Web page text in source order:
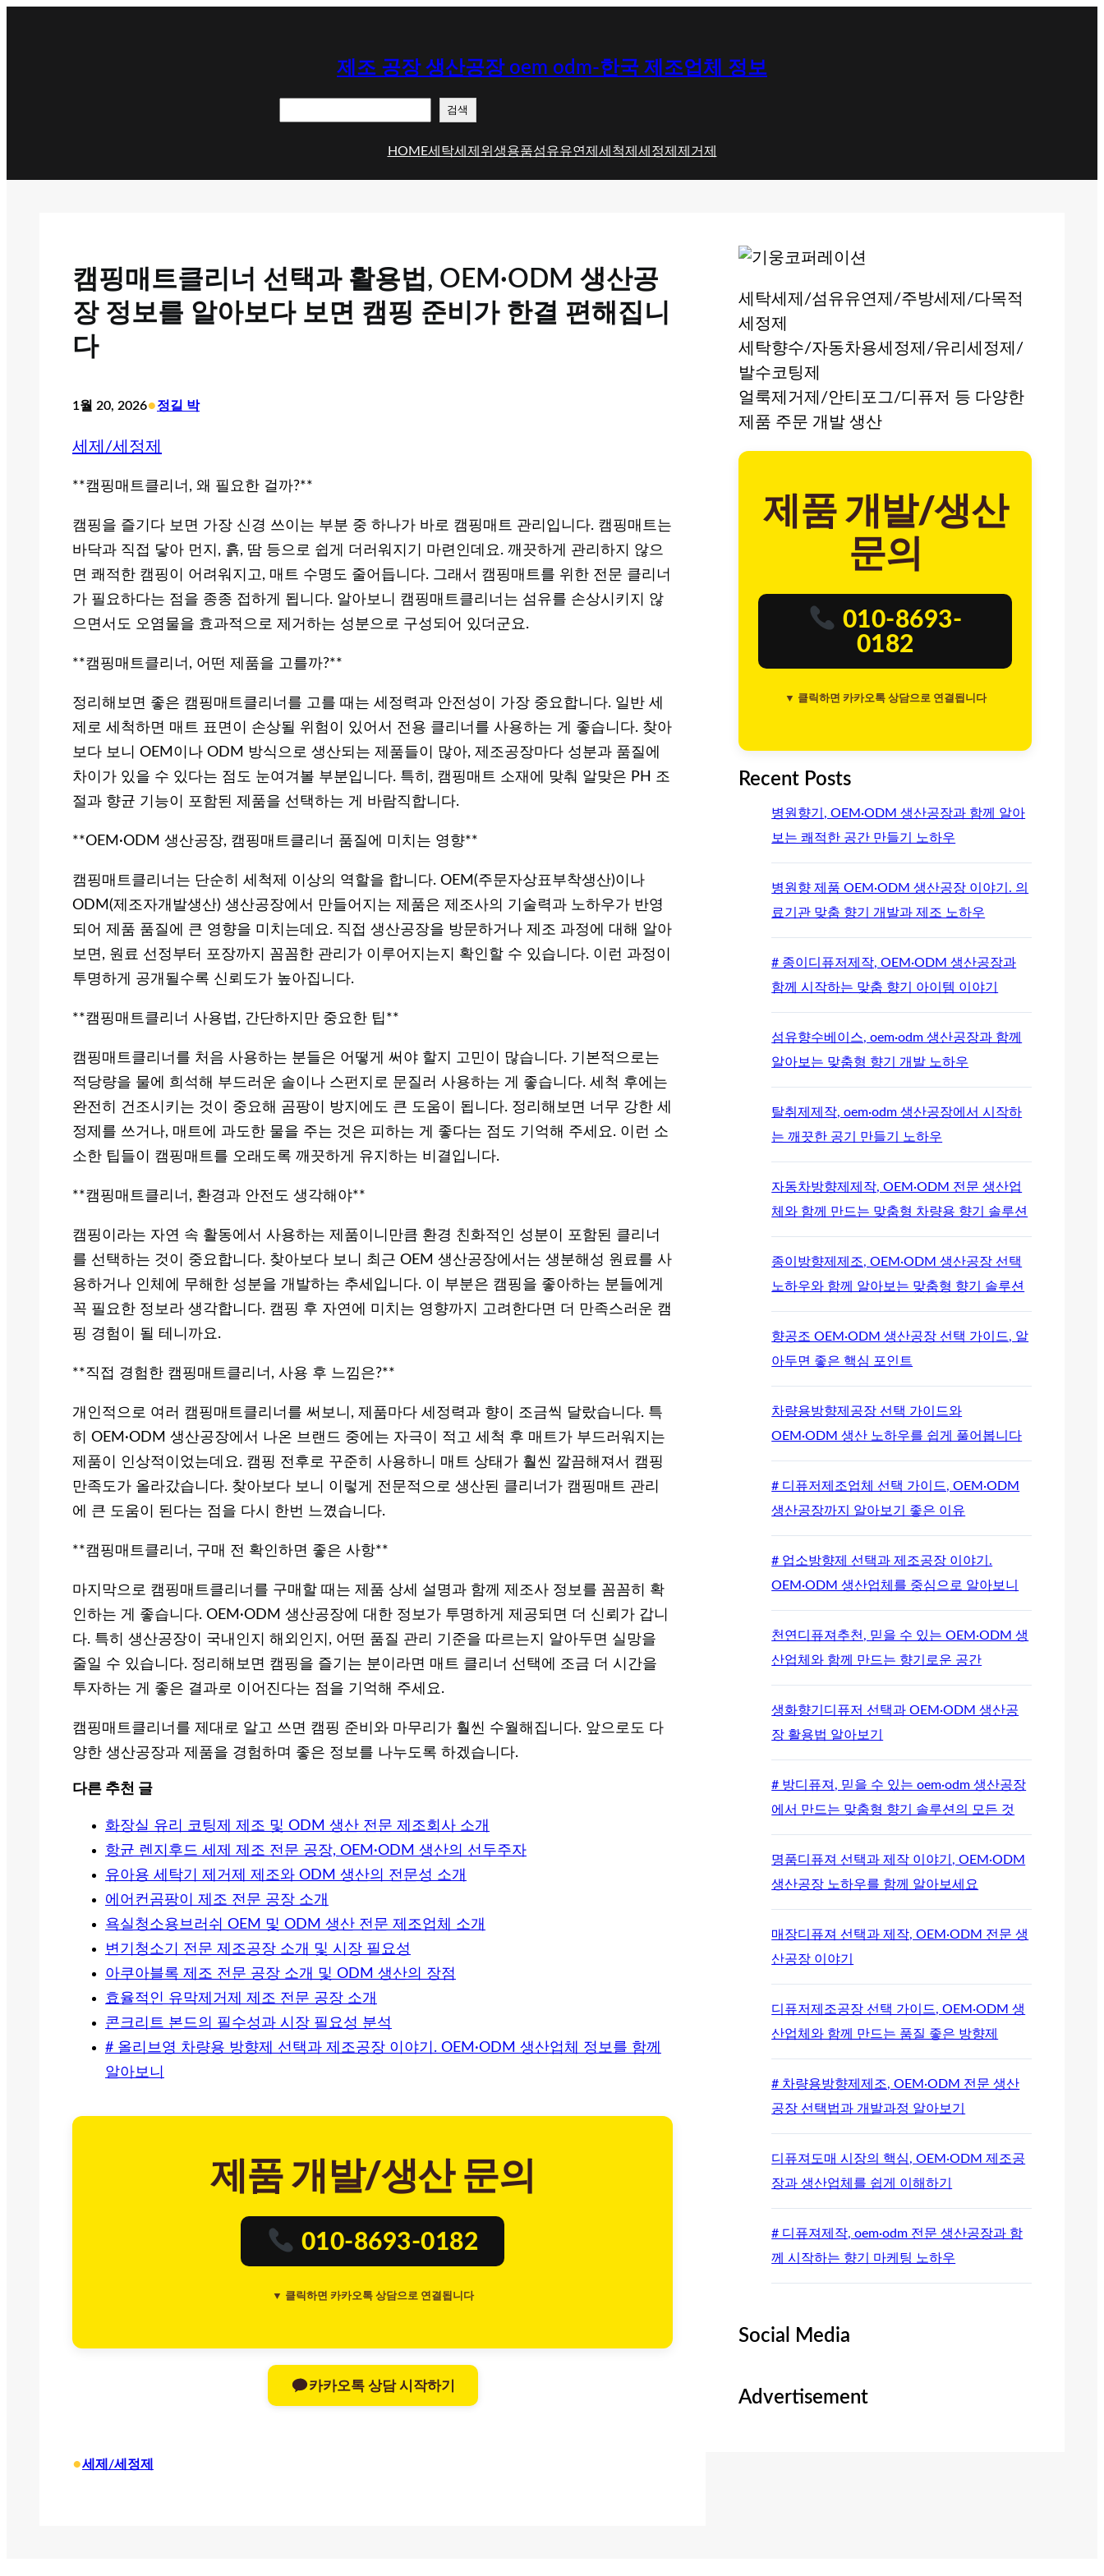
제조 공장 생산공장 oem odm-한국 제조업체 정보
검색
HOME세탁세제 위생용품섬유유연제 세척제 세정제 제거제
캠핑매트클리너 선택과 활용법, OEM·ODM 생산공
장 정보를 알아보다 보면 캠핑 준비가 한결 편해집니
다
1월 20, 2026•정길 박
세제/세정제
**캠핑매트클리너, 왜 필요한 걸까?**
캠핑을 즐기다 보면 가장 신경 쓰이는 부분 중 하나가 바로 캠핑매트 관리입니다. 캠핑매트는
바닥과 직접 닿아 먼지, 흙, 땀 등으로 쉽게 더러워지기 마련인데요. 깨끗하게 관리하지 않으
면 쾌적한 캠핑이 어려워지고, 매트 수명도 줄어듭니다. 그래서 캠핑매트를 위한 전문 클리너
가 필요하다는 점을 종종 접하게 됩니다. 알아보니 캠핑매트클리너는 섬유를 손상시키지 않
으면서도 오염물을 효과적으로 제거하는 성분으로 구성되어 있더군요.
**캠핑매트클리너, 어떤 제품을 고를까?**
정리해보면 좋은 캠핑매트클리너를 고를 때는 세정력과 안전성이 가장 중요합니다. 일반 세
제로 세척하면 매트 표면이 손상될 위험이 있어서 전용 클리너를 사용하는 게 좋습니다. 찾아
보다 보니 OEM이나 ODM 방식으로 생산되는 제품들이 많아, 제조공장마다 성분과 품질에
차이가 있을 수 있다는 점도 눈여겨볼 부분입니다. 특히, 캠핑매트 소재에 맞춰 알맞은 PH 조
절과 향균 기능이 포함된 제품을 선택하는 게 바람직합니다.
**OEM·ODM 생산공장, 캠핑매트클리너 품질에 미치는 영향**
캠핑매트클리너는 단순히 세척제 이상의 역할을 합니다. OEM(주문자상표부착생산)이나
ODM(제조자개발생산) 생산공장에서 만들어지는 제품은 제조사의 기술력과 노하우가 반영
되어 제품 품질에 큰 영향을 미치는데요. 직접 생산공장을 방문하거나 제조 과정에 대해 알아
보면, 원료 선정부터 포장까지 꼼꼼한 관리가 이루어지는지 확인할 수 있습니다. 이런 과정이
투명하게 공개될수록 신뢰도가 높아집니다.
**캠핑매트클리너 사용법, 간단하지만 중요한 팁**
캠핑매트클리너를 처음 사용하는 분들은 어떻게 써야 할지 고민이 많습니다. 기본적으로는
적당량을 물에 희석해 부드러운 솔이나 스펀지로 문질러 사용하는 게 좋습니다. 세척 후에는
완전히 건조시키는 것이 중요해 곰팡이 방지에도 큰 도움이 됩니다. 정리해보면 너무 강한 세
정제를 쓰거나, 매트에 과도한 물을 주는 것은 피하는 게 좋다는 점도 기억해 주세요. 이런 소
소한 팁들이 캠핑매트를 오래도록 깨끗하게 유지하는 비결입니다.
**캠핑매트클리너, 환경과 안전도 생각해야**
캠핑이라는 자연 속 활동에서 사용하는 제품이니만큼 환경 친화적인 성분이 포함된 클리너
를 선택하는 것이 중요합니다. 찾아보다 보니 최근 OEM 생산공장에서는 생분해성 원료를 사
용하거나 인체에 무해한 성분을 개발하는 추세입니다. 이 부분은 캠핑을 좋아하는 분들에게
꼭 필요한 정보라 생각합니다. 캠핑 후 자연에 미치는 영향까지 고려한다면 더 만족스러운 캠
핑 경험이 될 테니까요.
**직접 경험한 캠핑매트클리너, 사용 후 느낌은?**
개인적으로 여러 캠핑매트클리너를 써보니, 제품마다 세정력과 향이 조금씩 달랐습니다. 특
히 OEM·ODM 생산공장에서 나온 브랜드 중에는 자극이 적고 세척 후 매트가 부드러워지는
제품이 인상적이었는데요. 캠핑 전후로 꾸준히 사용하니 매트 상태가 훨씬 깔끔해져서 캠핑
만족도가 올라갔습니다. 찾아보다 보니 이렇게 전문적으로 생산된 클리너가 캠핑매트 관리
에 큰 도움이 된다는 점을 다시 한번 느꼈습니다.
**캠핑매트클리너, 구매 전 확인하면 좋은 사항**
마지막으로 캠핑매트클리너를 구매할 때는 제품 상세 설명과 함께 제조사 정보를 꼼꼼히 확
인하는 게 좋습니다. OEM·ODM 생산공장에 대한 정보가 투명하게 제공되면 더 신뢰가 갑니
다. 특히 생산공장이 국내인지 해외인지, 어떤 품질 관리 기준을 따르는지 알아두면 실망을
줄일 수 있습니다. 정리해보면 캠핑을 즐기는 분이라면 매트 클리너 선택에 조금 더 시간을
투자하는 게 좋은 결과로 이어진다는 점을 기억해 주세요.
캠핑매트클리너를 제대로 알고 쓰면 캠핑 준비와 마무리가 훨씬 수월해집니다. 앞으로도 다
양한 생산공장과 제품을 경험하며 좋은 정보를 나누도록 하겠습니다.
다른 추천 글
화장실 유리 코팅제 제조 및 ODM 생산 전문 제조회사 소개
항균 렌지후드 세제 제조 전문 공장, OEM·ODM 생산의 선두주자
유아용 세탁기 제거제 제조와 ODM 생산의 전문성 소개
에어컨곰팡이 제조 전문 공장 소개
욕실청소용브러쉬 OEM 및 ODM 생산 전문 제조업체 소개
변기청소기 전문 제조공장 소개 및 시장 필요성
아쿠아블록 제조 전문 공장 소개 및 ODM 생산의 장점
효율적인 유막제거제 제조 전문 공장 소개
콘크리트 본드의 필수성과 시장 필요성 분석
# 올리브영 차량용 방향제 선택과 제조공장 이야기. OEM·ODM 생산업체 정보를 함께
알아보니
제품 개발/생산 문의
010-8693-0182
▼ 클릭하면 카카오톡 상담으로 연결됩니다
카카오톡 상담 시작하기
•세제/세정제
세탁세제/섬유유연제/주방세제/다목적
세정제
세탁향수/자동차용세정제/유리세정제/
발수코팅제
얼룩제거제/안티포그/디퓨저 등 다양한
제품 주문 개발 생산
제품 개발/생산
문의
010-8693-
0182
▼ 클릭하면 카카오톡 상담으로 연결됩니다
Recent Posts
병원향기, OEM·ODM 생산공장과 함께 알아
보는 쾌적한 공간 만들기 노하우
병원향 제품 OEM·ODM 생산공장 이야기. 의
료기관 맞춤 향기 개발과 제조 노하우
# 종이디퓨저제작, OEM·ODM 생산공장과
함께 시작하는 맞춤 향기 아이템 이야기
섬유향수베이스, oem·odm 생산공장과 함께
알아보는 맞춤형 향기 개발 노하우
탈취제제작, oem·odm 생산공장에서 시작하
는 깨끗한 공기 만들기 노하우
자동차방향제제작, OEM·ODM 전문 생산업
체와 함께 만드는 맞춤형 차량용 향기 솔루션
종이방향제제조, OEM·ODM 생산공장 선택
노하우와 함께 알아보는 맞춤형 향기 솔루션
향공조 OEM·ODM 생산공장 선택 가이드, 알
아두면 좋은 핵심 포인트
차량용방향제공장 선택 가이드와
OEM·ODM 생산 노하우를 쉽게 풀어봅니다
# 디퓨저제조업체 선택 가이드, OEM·ODM
생산공장까지 알아보기 좋은 이유
# 업소방향제 선택과 제조공장 이야기.
OEM·ODM 생산업체를 중심으로 알아보니
천연디퓨져추천, 믿을 수 있는 OEM·ODM 생
산업체와 함께 만드는 향기로운 공간
생화향기디퓨저 선택과 OEM·ODM 생산공
장 활용법 알아보기
# 방디퓨져, 믿을 수 있는 oem·odm 생산공장
에서 만드는 맞춤형 향기 솔루션의 모든 것
명품디퓨져 선택과 제작 이야기, OEM·ODM
생산공장 노하우를 함께 알아보세요
매장디퓨져 선택과 제작, OEM·ODM 전문 생
산공장 이야기
디퓨저제조공장 선택 가이드, OEM·ODM 생
산업체와 함께 만드는 품질 좋은 방향제
# 차량용방향제제조, OEM·ODM 전문 생산
공장 선택법과 개발과정 알아보기
디퓨져도매 시장의 핵심, OEM·ODM 제조공
장과 생산업체를 쉽게 이해하기
# 디퓨져제작, oem·odm 전문 생산공장과 함
께 시작하는 향기 마케팅 노하우
Social Media
Advertisement